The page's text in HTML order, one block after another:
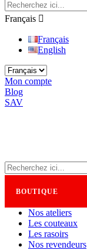
Français 
Français
English
Mon compte
Blog
SAV
BOUTIQUE
Nos ateliers
Les couteaux
Les rasoirs
Nos revendeurs